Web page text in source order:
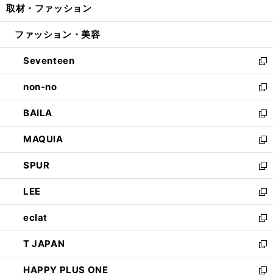
開
ウ
開
く
ン
ウ
で
開
く
ウ
ン
ド
ウ
で
開
く
取材・ファッション
ファッション・美容
Seventeen
新
し
い
ウ
ィ
ン
ド
ウ
で
開
く
non-no
新
し
い
ウ
ィ
ン
ド
ウ
で
開
く
BAILA
新
し
い
ウ
ィ
ン
ド
ウ
で
開
く
MAQUIA
新
し
い
ウ
ィ
ン
ド
ウ
で
開
く
SPUR
新
し
い
ウ
ィ
ン
ド
ウ
で
LEE
新
し
い
ウ
ィ
ン
ド
eclat
新
し
い
ウ
ィ
T JAPAN
新
し
い
HAPPY PLUS ONE
新